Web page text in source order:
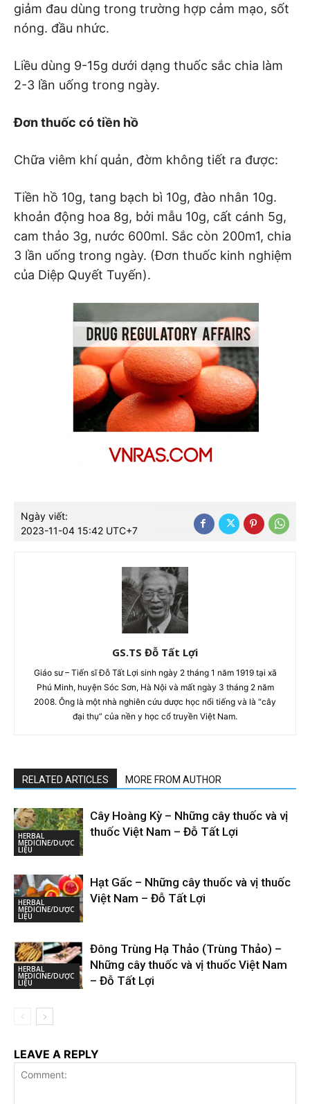
giảm đau dùng trong trường hợp cảm mạo, sốt
nóng. đầu nhức.
Liều dùng 9-15g dưới dạng thuốc sắc chia làm
2-3 lần uống trong ngày.
Đơn thuốc có tiền hồ
Chữa viêm khí quản, đờm không tiết ra được:
Tiền hồ 10g, tang bạch bì 10g, đào nhân 10g.
khoản động hoa 8g, bởi mẫu 10g, cất cánh 5g,
cam thảo 3g, nước 600ml. Sắc còn 200m1, chia
3 lần uống trong ngày. (Đơn thuốc kinh nghiệm
của Diệp Quyết Tuyến).
Ngày viết:
2023-11-04 15:42 UTC+7
GS.TS Đỗ Tất Lợi
Giáo sư – Tiến sĩ Đỗ Tất Lợi sinh ngày 2 tháng 1 năm 1919 tại xã
Phú Minh, huyện Sóc Sơn, Hà Nội và mất ngày 3 tháng 2 năm
2008. Ông là một nhà nghiên cứu dược học nổi tiếng và là “cây
đại thụ” của nền y học cổ truyền Việt Nam.
RELATED ARTICLES MORE FROM AUTHOR
HERBAL
MEDICINE/DƯỢC
LIỆU
Cây Hoàng Kỳ – Những cây thuốc và vị
thuốc Việt Nam – Đỗ Tất Lợi
HERBAL
MEDICINE/DƯỢC
LIỆU
Hạt Gấc – Những cây thuốc và vị thuốc
Việt Nam – Đỗ Tất Lợi
HERBAL
MEDICINE/DƯỢC
LIỆU
Đông Trùng Hạ Thảo (Trùng Thảo) –
Những cây thuốc và vị thuốc Việt Nam
– Đỗ Tất Lợi
LEAVE A REPLY